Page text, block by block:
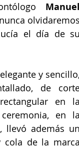
Manuel
olvidaremos
el día de su
y sencillo,
de
en la
en la
llevó además un
cola de la marca